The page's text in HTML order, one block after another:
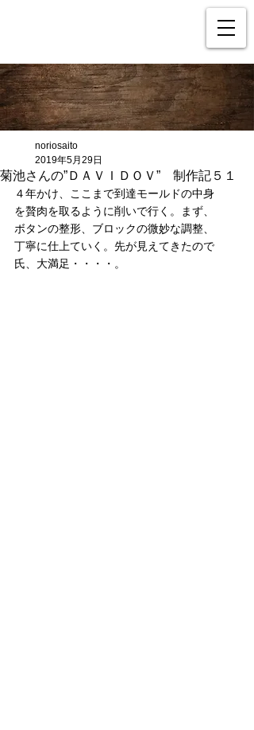
菊池さんの”ＤＡＶＩＤＯＶ” 制作記５１
noriosaito
2019年5月29日
４年かけ、ここまで到達モールドの中身
を贅肉を取るように削いで行く。まず、
ボタンの整形、ブロックの微妙な調整、
丁寧に仕上ていく。先が見えてきたので
氏、大満足・・・・。